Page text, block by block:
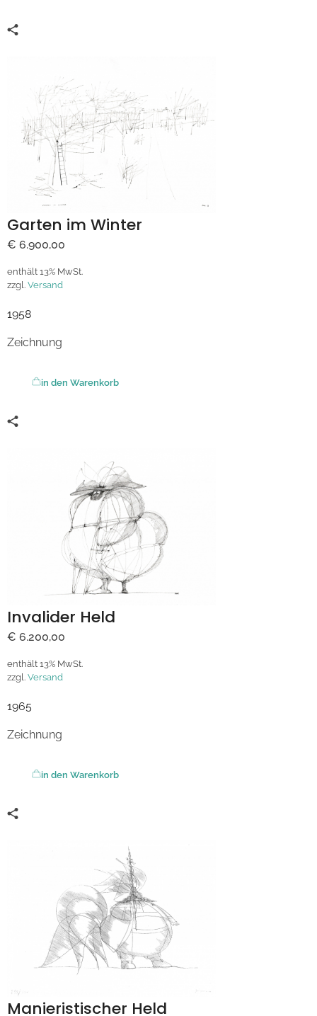
Garten im Winter
€ 6.900,00
enthält 13% MwSt.
zzgl. Versand
1958
Zeichnung
in den Warenkorb
Invalider Held
€ 6.200,00
enthält 13% MwSt.
zzgl. Versand
1965
Zeichnung
in den Warenkorb
Manieristischer Held